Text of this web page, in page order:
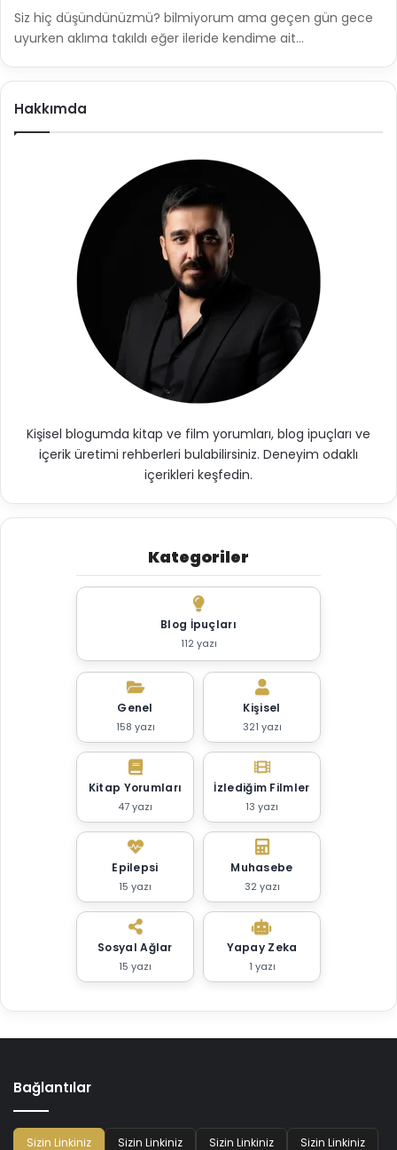
Siz hiç düşündünüzmü? bilmiyorum ama geçen gün gece
uyurken aklıma takıldı eğer ileride kendime ait…
Hakkımda
Kişisel blogumda kitap ve film yorumları, blog ipuçları ve
içerik üretimi rehberleri bulabilirsiniz. Deneyim odaklı
içerikleri keşfedin.
Kategoriler
Blog İpuçları
112 yazı
Genel
158 yazı
Kişisel
321 yazı
Kitap Yorumları
47 yazı
İzlediğim Filmler
13 yazı
Epilepsi
15 yazı
Muhasebe
32 yazı
Sosyal Ağlar
15 yazı
Yapay Zeka
1 yazı
Bağlantılar
Sizin Linkiniz Sizin Linkiniz Sizin Linkiniz Sizin Linkiniz